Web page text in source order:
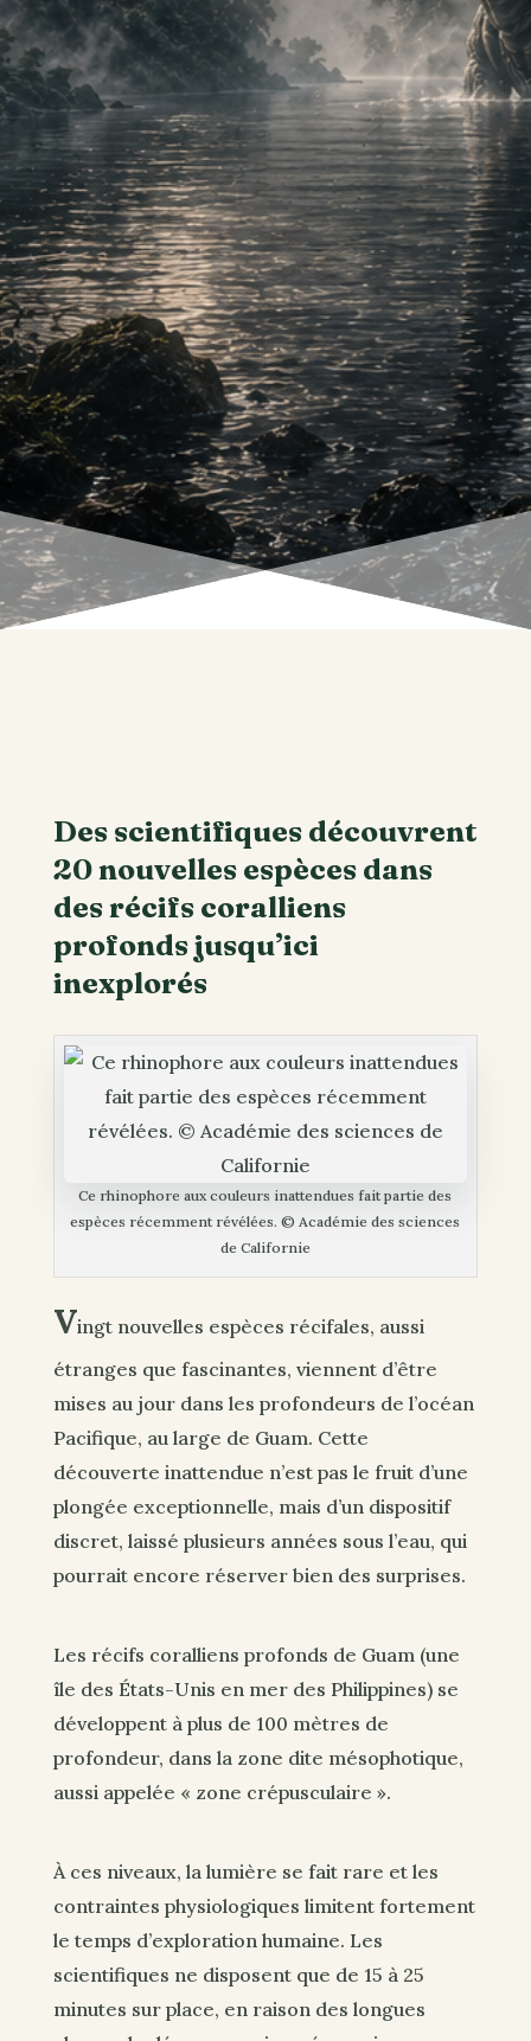
Des scientifiques découvrent
20 nouvelles espèces dans
des récifs coralliens
profonds jusqu’ici
inexplorés
Ce rhinophore aux couleurs inattendues fait partie des
espèces récemment révélées. © Académie des sciences
de Californie
Vingt nouvelles espèces récifales, aussi
étranges que fascinantes, viennent d’être
mises au jour dans les profondeurs de l’océan
Pacifique, au large de Guam. Cette
découverte inattendue n’est pas le fruit d’une
plongée exceptionnelle, mais d’un dispositif
discret, laissé plusieurs années sous l’eau, qui
pourrait encore réserver bien des surprises.
Les récifs coralliens profonds de Guam (une
île des États-Unis en mer des Philippines) se
développent à plus de 100 mètres de
profondeur, dans la zone dite mésophotique,
aussi appelée « zone crépusculaire ».
À ces niveaux, la lumière se fait rare et les
contraintes physiologiques limitent fortement
le temps d’exploration humaine. Les
scientifiques ne disposent que de 15 à 25
minutes sur place, en raison des longues